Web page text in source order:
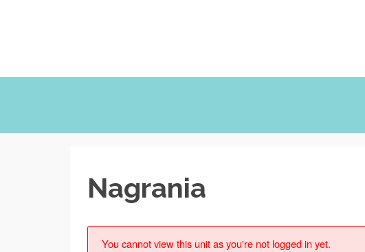
Nagrania
You cannot view this unit as you're not logged in yet.